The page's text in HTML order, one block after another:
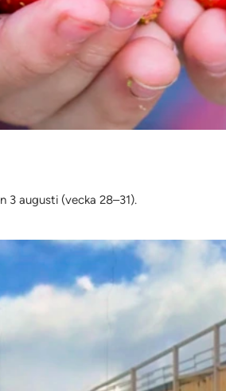
3 augusti (vecka 28–31).